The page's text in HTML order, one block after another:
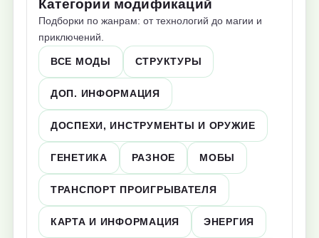
Категории модификаций
Подборки по жанрам: от технологий до магии и
приключений.
ВСЕ МОДЫ СТРУКТУРЫ
ДОП. ИНФОРМАЦИЯ
ДОСПЕХИ, ИНСТРУМЕНТЫ И ОРУЖИЕ
ГЕНЕТИКА РАЗНОЕ МОБЫ
ТРАНСПОРТ ПРОИГРЫВАТЕЛЯ
КАРТА И ИНФОРМАЦИЯ ЭНЕРГИЯ